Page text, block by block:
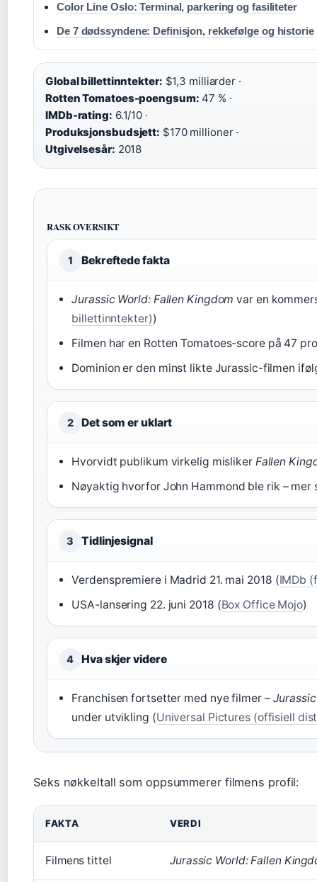
Color Line Oslo: Terminal, parkering og fasiliteter
De 7 dødssyndene: Definisjon, rekkefølge og historie
Global billettinntekter: $1,3 milliarder ·
Rotten Tomatoes-poengsum: 47 % ·
IMDb-rating: 6.1/10 ·
Produksjonsbudsjett: $170 millioner ·
Utgivelsesår: 2018
RASK OVERSIKT
1 Bekreftede fakta
Jurassic World: Fallen Kingdom var en
billettinntekter))
Filmen har en Rotten Tomatoes-score på 47
Dominion er den minst likte Jurassic-filmen
2 Det som er uklart
Hvorvidt publikum virkelig misliker Fallen
Nøyaktig hvorfor John Hammond ble rik – mer
3 Tidlinjesignal
Verdenspremiere i Madrid 21. mai 2018 (IMDb
USA-lansering 22. juni 2018 (Box Office Mojo)
4 Hva skjer videre
Franchisen fortsetter med nye filmer –
under utvikling (Universal Pictures (offisiell
Seks nøkkeltall som oppsummerer filmens profil:
FAKTA VERDI
Filmens tittel Jurassic World: Fallen